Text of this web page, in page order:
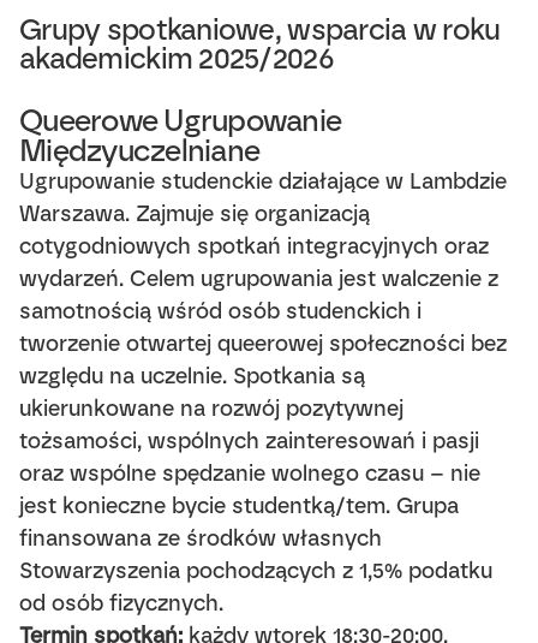
Grupy spotkaniowe, wsparcia w roku
akademickim 2025/2026
Queerowe Ugrupowanie
Międzyuczelniane
Ugrupowanie studenckie działające w Lambdzie
Warszawa. Zajmuje się organizacją
cotygodniowych spotkań integracyjnych oraz
wydarzeń. Celem ugrupowania jest walczenie z
samotnością wśród osób studenckich i
tworzenie otwartej queerowej społeczności bez
względu na uczelnie. Spotkania są
ukierunkowane na rozwój pozytywnej
tożsamości, wspólnych zainteresowań i pasji
oraz wspólne spędzanie wolnego czasu – nie
jest konieczne bycie studentką/tem. Grupa
finansowana ze środków własnych
Stowarzyszenia pochodzących z 1,5% podatku
od osób fizycznych.
Termin spotkań: każdy wtorek 18:30-20:00.